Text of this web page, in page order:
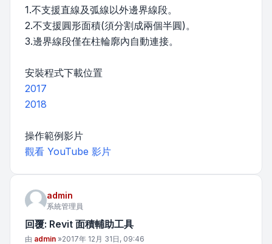
1.不支援直線及弧線以外邊界線段。
2.不支援圓形面積(須分割成兩個半圓)。
3.邊界線段僅在柱輪廓內自動連接。
安裝程式下載位置
2017
2018
操作範例影片
觀看 YouTube 影片
admin
系統管理員
回覆: Revit 面積輔助工具
文章
由 admin »2017年 12月 31日, 09:46